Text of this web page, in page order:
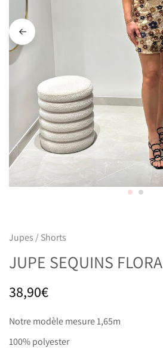
Jupes / Shorts
JUPE SEQUINS FLORA
38,90€
Notre modèle mesure 1,65m
100% polyester